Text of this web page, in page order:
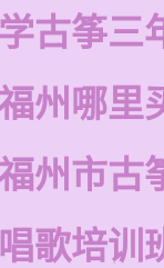
学古筝三
州哪里
州市古
唱歌培训